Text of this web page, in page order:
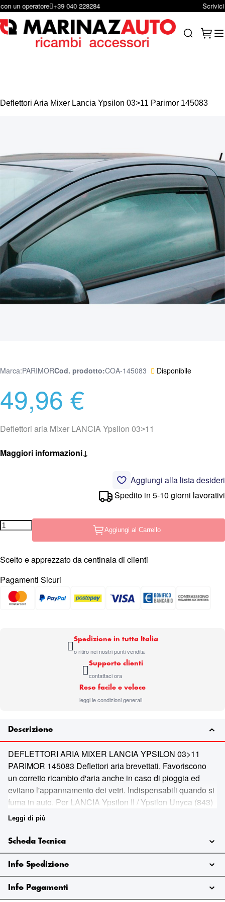
Salta al contenutoScrivici per e-mail
Deflettori Aria Mixer Lancia Ypsilon 03>11 Parimor 145083
Disponibile
Marca:PARIMORCod. prodotto COA-145083
49,96 €
Deflettori aria Mixer LANCIA Ypsilon 03˃11
Maggiori informazioni↓
Aggiungi alla lista desideri
Spedito in 5-10 giorni lavorativi
Aggiungi al Carrello
Scelto e apprezzato da centinaia di clienti
Pagamenti Sicuri
Spedizione in tutta Italia
o ritiro nei nostri punti vendita
Supporto clienti
contattaci ora
Reso facile e veloce
leggi le condizioni generali
Descrizione
DEFLETTORI ARIA MIXER LANCIA YPSILON 03>11
PARIMOR 145083 Deflettori aria brevettati. Favoriscono
un corretto ricambio d'aria anche in caso di pioggia ed
evitano l'appannamento dei vetri. Indispensabili quando si
fuma in auto. Per LANCIA Ypsilon II / Ypsilon Unyca (843)
03>. Deflettori aria brevettati Per LANCIA Ypsilon II /
d'aria anche in caso di pioggia Evitano l'appannamento
dei vetri Indispensabili quando si fuma in auto
Leggi di più
Scheda Tecnica
Info Spedizione
Info Pagamenti